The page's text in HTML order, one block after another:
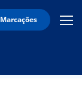
Marcações